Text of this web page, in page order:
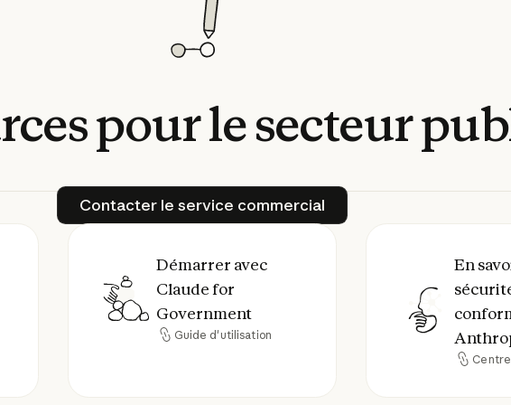
pourlesecteur
Contacter le service commercial
Contacter le service commercial
jour de Claude for Government
Démarrer avec Claude for Government
Démarrer avec
Claude for
Government
Guide d'utilisation
Guide d'utilisation
En savoir
En